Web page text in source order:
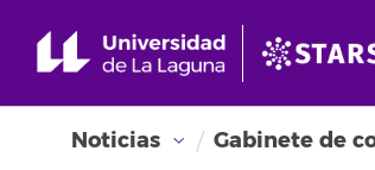
Noticias Gabinete de